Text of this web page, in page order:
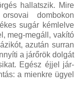
hallatszik. Mire
dombokon
sugár kémlelve
meg-megáll, vakító
azután surran
a járőrök dolgát
Egész éjjel jár-
a mienkre ügyel